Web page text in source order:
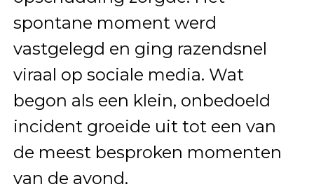
spontane moment werd
vastgelegd en ging razendsnel
viraal op sociale media. Wat
begon als een klein, onbedoeld
incident groeide uit tot een van
de meest besproken momenten
van de avond.